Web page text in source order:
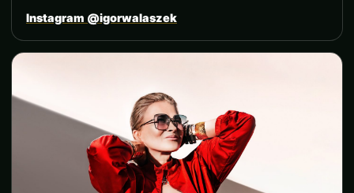
Instagram @igorwalaszek